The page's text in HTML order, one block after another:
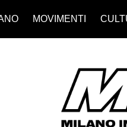
MOVIMENTI